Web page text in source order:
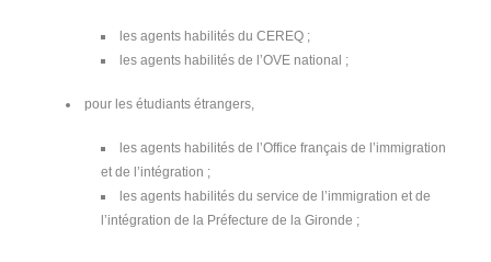
les agents habilités du CEREQ ;
les agents habilités de l’OVE national ;
pour les étudiants étrangers,
les agents habilités de l’Office français de l’immigration
et de l’intégration ;
les agents habilités du service de l’immigration et de
l’intégration de la Préfecture de la Gironde ;